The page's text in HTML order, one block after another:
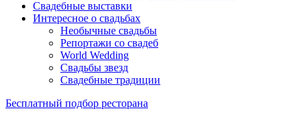
Свадебные выставки
Интересное о свадьбах
Необычные свадьбы
Репортажи со свадеб
World Wedding
Свадьбы звезд
Свадебные традиции
Бесплатный подбор ресторана